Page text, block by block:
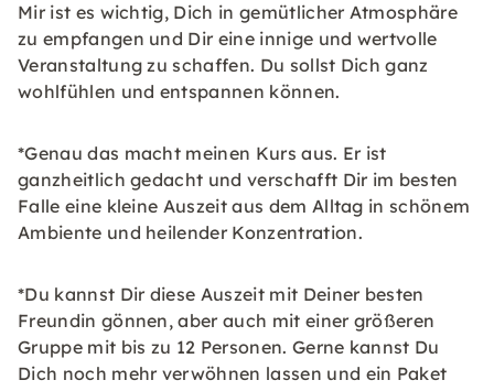
Mir ist es wichtig, Dich in gemütlicher Atmosphäre
zu empfangen und Dir eine innige und wertvolle
Veranstaltung zu schaffen. Du sollst Dich ganz
wohlfühlen und entspannen können.
*Genau das macht meinen Kurs aus. Er ist
ganzheitlich gedacht und verschafft Dir im besten
Falle eine kleine Auszeit aus dem Alltag in schönem
Ambiente und heilender Konzentration.
*Du kannst Dir diese Auszeit mit Deiner besten
Freundin gönnen, aber auch mit einer größeren
Gruppe mit bis zu 12 Personen. Gerne kannst Du
Dich noch mehr verwöhnen lassen und ein Paket